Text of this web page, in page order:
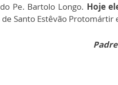
Pe. Bartolo Longo. Hoje
Santo Estêvão Protomártir